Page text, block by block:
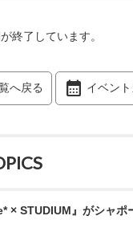
終了しています。
へ戻る イベン
× STUDIUM』がシャポ